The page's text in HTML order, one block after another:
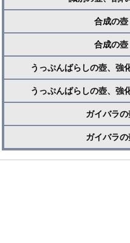
合成の壺
合成の壺
うっぷんばらしの壺、強
うっぷんばらしの壺、強
ガイバラの
ガイバラの